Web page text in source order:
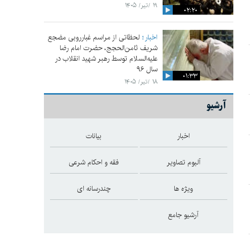
۰۲:۲۰ ۱۹ /تیر/ ۱۴۰۵
۰۱:۳۳
اخبار لحظاتی از مراسم غبارروبی مضجع
شریف ثامن‌الحجج، حضرت امام رضا
علیه‌السلام توسط رهبر شهید انقلاب در
سال ۹۶
۱۸ /تیر/ ۱۴۰۵
آرشیو
اخبار بیانات
آلبوم تصاویر فقه و احکام شرعی
ویژه ها چندرسانه ای
آرشیو جامع